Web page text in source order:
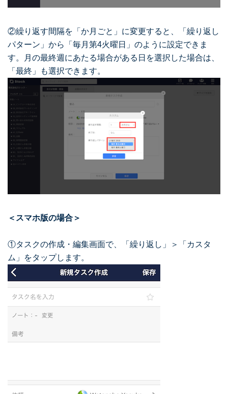
②繰り返す間隔を「か月ごと」に変更すると、「繰り返し
パターン」から「毎月第4火曜日」のように設定できま
す。月の最終週にあたる場合がある日を選択した場合は、
「最終」も選択できます。
＜スマホ版の場合＞
①タスクの作成・編集画面で、「繰り返し」＞「カスタ
ム」をタップします。